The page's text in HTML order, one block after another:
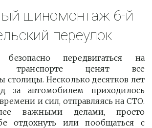
шиномонтаж 6-й
переулок
безопасно передвигаться на
транспорте ценят все
столицы. Несколько десятков лет
за автомобилем приходилось
и сил, отправляясь на СТО.
важными делами, просто
отдохнуть или пообщаться с